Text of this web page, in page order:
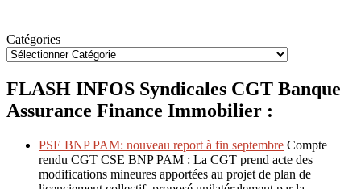
Catégories
FLASH INFOS Syndicales CGT Banque
Assurance Finance Immobilier :
PSE BNP PAM: nouveau report à fin septembre Compte
rendu CGT CSE BNP PAM : La CGT prend acte des
modifications mineures apportées au projet de plan de